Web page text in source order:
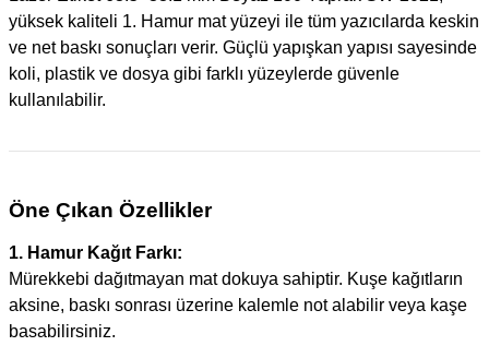
yüksek kaliteli 1. Hamur mat yüzeyi ile tüm yazıcılarda keskin
ve net baskı sonuçları verir. Güçlü yapışkan yapısı sayesinde
koli, plastik ve dosya gibi farklı yüzeylerde güvenle
kullanılabilir.
Öne Çıkan Özellikler
1. Hamur Kağıt Farkı:
Mürekkebi dağıtmayan mat dokuya sahiptir. Kuşe kağıtların
aksine, baskı sonrası üzerine kalemle not alabilir veya kaşe
basabilirsiniz.